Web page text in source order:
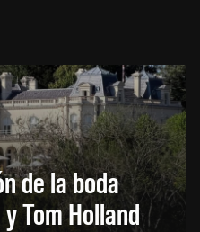
de la boda
Tom Holland